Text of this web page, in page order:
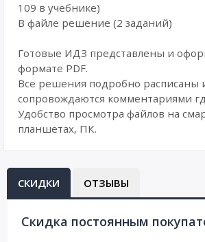
109 в учебнике)
В файле решение (2 заданий)
Готовые ИДЗ представлены и
формате PDF.
Все решения подробно расписаны
сопровождаются комментариями
Удобство просмотра файлов на
планшетах, ПК.
СКИДКИ ОТЗЫВЫ
Cкидка постоянным